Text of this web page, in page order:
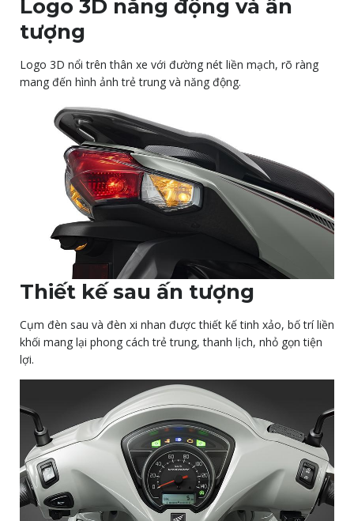
Logo 3D năng động và ấn
tượng
Logo 3D nổi trên thân xe với đường nét liền mạch, rõ ràng
mang đến hình ảnh trẻ trung và năng động.
Thiết kế sau ấn tượng
Cụm đèn sau và đèn xi nhan được thiết kế tinh xảo, bố trí liền
khối mang lại phong cách trẻ trung, thanh lịch, nhỏ gọn tiện
lợi.